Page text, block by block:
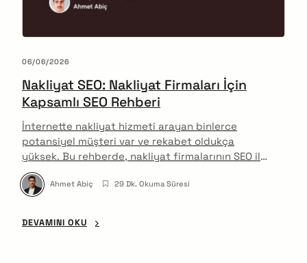
06/06/2026
Nakliyat SEO: Nakliyat Firmaları İçin
Kapsamlı SEO Rehberi
İnternette nakliyat hizmeti arayan binlerce
potansiyel müşteri var ve rekabet oldukça
yüksek. Bu rehberde, nakliyat firmalarının SEO ile
Google'da görünürlüğünü artırarak daha fazla
müşteriye ulaşabileceğini adım adım
açıklıyorum.
Ahmet Abiç 29 Dk. Okuma Süresi
DEVAMINI OKU